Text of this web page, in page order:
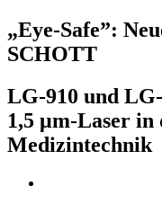
„Eye-Safe”:
SCHOTT
LG-910 und
1,5 μm-Laser in
Medizintechnik